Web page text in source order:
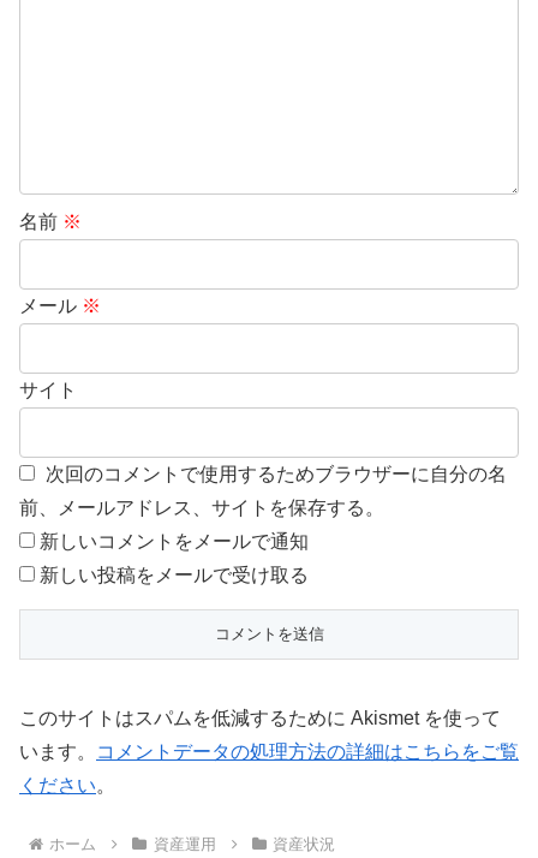
名前 ※
メール ※
サイト
次回のコメントで使用するためブラウザーに自分の名
前、メールアドレス、サイトを保存する。
新しいコメントをメールで通知
新しい投稿をメールで受け取る
このサイトはスパムを低減するために Akismet を使って
います。
コメントデータの処理方法の詳細はこちらをご覧
ください。
ホーム 資産運用 資産状況